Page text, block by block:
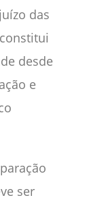
das
desde
e
ser